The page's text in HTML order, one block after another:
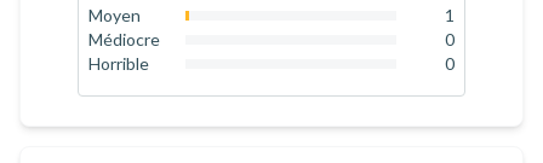
sécurité et faire en sorte que vous passiez un superbe
moment sur les sentiers de randonnée de l'île Maurice, quel
que soit votre niveau.
Participez à la randonnée des 7 cascades de Tamarin et
8.8
Moyen
1
Médiocre
0
Horrible
0